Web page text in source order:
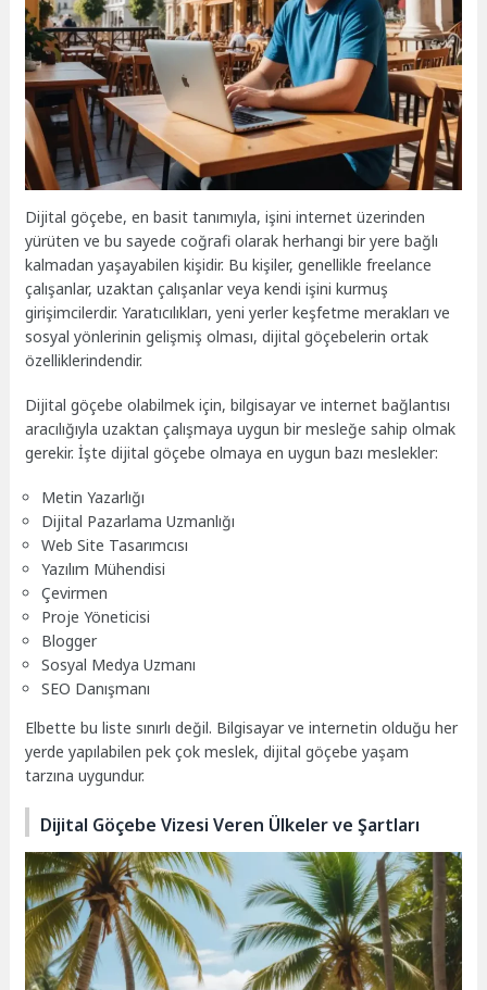
Dijital göçebe, en basit tanımıyla, işini internet üzerinden
yürüten ve bu sayede coğrafi olarak herhangi bir yere bağlı
kalmadan yaşayabilen kişidir. Bu kişiler, genellikle freelance
çalışanlar, uzaktan çalışanlar veya kendi işini kurmuş
girişimcilerdir. Yaratıcılıkları, yeni yerler keşfetme merakları ve
sosyal yönlerinin gelişmiş olması, dijital göçebelerin ortak
özelliklerindendir.
Dijital göçebe olabilmek için, bilgisayar ve internet bağlantısı
aracılığıyla uzaktan çalışmaya uygun bir mesleğe sahip olmak
gerekir. İşte dijital göçebe olmaya en uygun bazı meslekler:
Metin Yazarlığı
Dijital Pazarlama Uzmanlığı
Web Site Tasarımcısı
Yazılım Mühendisi
Çevirmen
Proje Yöneticisi
Blogger
Sosyal Medya Uzmanı
SEO Danışmanı
Elbette bu liste sınırlı değil. Bilgisayar ve internetin olduğu her
yerde yapılabilen pek çok meslek, dijital göçebe yaşam
tarzına uygundur.
Dijital Göçebe Vizesi Veren Ülkeler ve Şartları